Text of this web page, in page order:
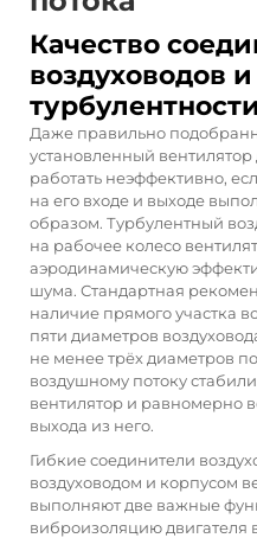
Качество
воздуховодов
турбулентности
Даже правильно
установленный вентилятор
работать неэффективно,
на его входе и выходе
образом. Турбулентный
на рабочее колесо
аэродинамическую
шума. Стандартная
наличие прямого участка
пяти диаметров
не менее трёх диаметров
воздушному потоку
вентилятор и равномерно
выхода из него.
Гибкие соединители
воздуховодом и корпусом
выполняют две важные
виброизоляцию двигателя